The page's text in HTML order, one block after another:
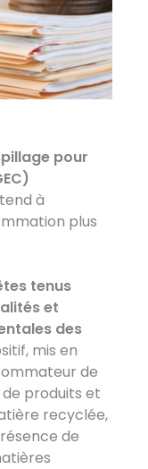
pour
à
plus
tenus
et
des
mis en
de
produits et
recyclée,
de